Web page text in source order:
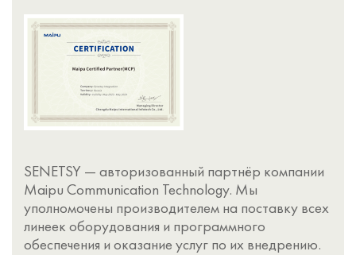
SENETSY — авторизованный партнёр компании
Maipu Communication Technology. Мы
уполномочены производителем на поставку всех
линеек оборудования и программного
обеспечения и оказание услуг по их внедрению.